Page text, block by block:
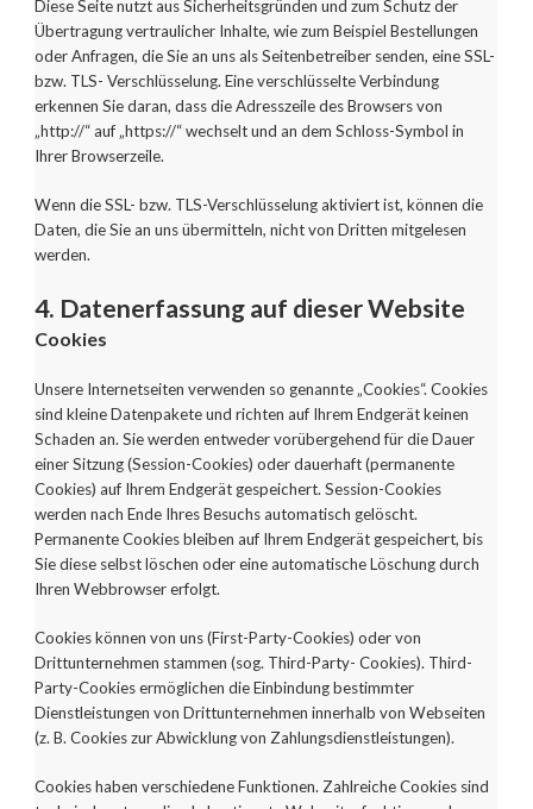
Diese Seite nutzt aus Sicherheitsgründen und zum Schutz der
Übertragung vertraulicher Inhalte, wie zum Beispiel Bestellungen
oder Anfragen, die Sie an uns als Seitenbetreiber senden, eine SSL-
bzw. TLS- Verschlüsselung. Eine verschlüsselte Verbindung
erkennen Sie daran, dass die Adresszeile des Browsers von
„http://“ auf „https://“ wechselt und an dem Schloss-Symbol in
Ihrer Browserzeile.
Wenn die SSL- bzw. TLS-Verschlüsselung aktiviert ist, können die
Daten, die Sie an uns übermitteln, nicht von Dritten mitgelesen
werden.
4. Datenerfassung auf dieser Website
Cookies
Unsere Internetseiten verwenden so genannte „Cookies“. Cookies
sind kleine Datenpakete und richten auf Ihrem Endgerät keinen
Schaden an. Sie werden entweder vorübergehend für die Dauer
einer Sitzung (Session-Cookies) oder dauerhaft (permanente
Cookies) auf Ihrem Endgerät gespeichert. Session-Cookies
werden nach Ende Ihres Besuchs automatisch gelöscht.
Permanente Cookies bleiben auf Ihrem Endgerät gespeichert, bis
Sie diese selbst löschen oder eine automatische Löschung durch
Ihren Webbrowser erfolgt.
Cookies können von uns (First-Party-Cookies) oder von
Drittunternehmen stammen (sog. Third-Party- Cookies). Third-
Party-Cookies ermöglichen die Einbindung bestimmter
Dienstleistungen von Drittunternehmen innerhalb von Webseiten
(z. B. Cookies zur Abwicklung von Zahlungsdienstleistungen).
Cookies haben verschiedene Funktionen. Zahlreiche Cookies sind